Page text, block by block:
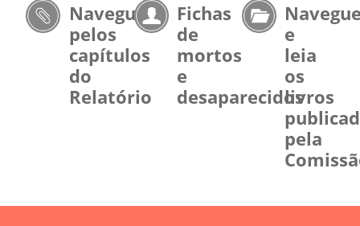
Navegue
pelos
capítulos
do
Relatório
Fichas
de
mortos
e
desaparecidos
e
leia
os
livros
pela